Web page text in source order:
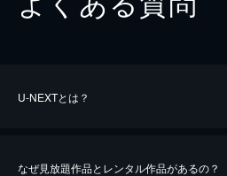
U-NEXTとは？
なぜ見放題作品とレンタル作品があるの？